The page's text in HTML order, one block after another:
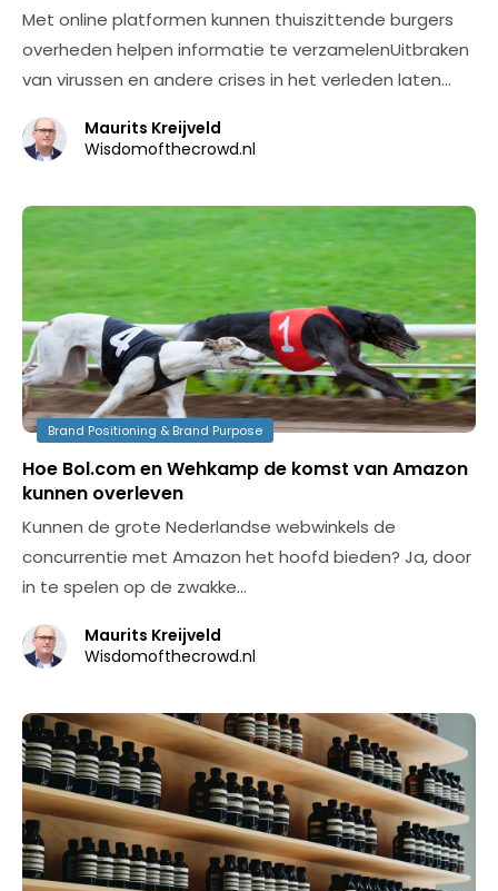
Met online platformen kunnen thuiszittende burgers
overheden helpen informatie te verzamelenUitbraken
van virussen en andere crises in het verleden laten…
Maurits Kreijveld
Wisdomofthecrowd.nl
Brand Positioning & Brand Purpose
Hoe Bol.com en Wehkamp de komst van Amazon
kunnen overleven
Kunnen de grote Nederlandse webwinkels de
concurrentie met Amazon het hoofd bieden? Ja, door
in te spelen op de zwakke…
Maurits Kreijveld
Wisdomofthecrowd.nl